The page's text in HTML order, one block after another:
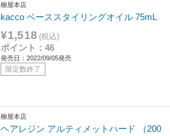
柳屋本店
kacco ベーススタイリングオイル 75mL
¥1,518 (税込)
ポイント：46
発売日：2022/09/05発売
限定数終了
柳屋本店
ヘアレジン アルティメットハード （200